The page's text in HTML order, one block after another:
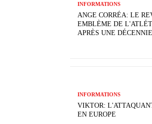
INFORMATIONS
ANGE CORRÉA: LE
EMBLÈME DE
APRÈS UNE DÉCENNIE
INFORMATIONS
VIKTOR:
EN EUROPE